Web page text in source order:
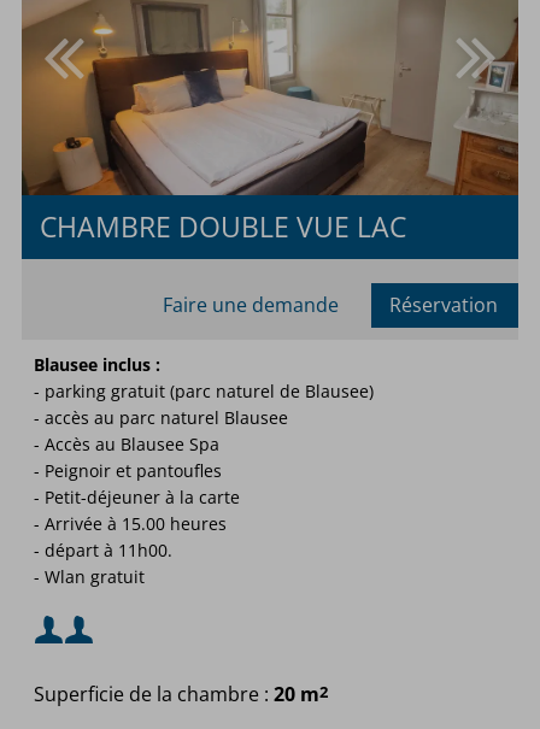
Occupation minimale :
Occupation maximale :
ou
CHAMBRE DOUBLE VUE LAC
Réservation
Faire une demande
Blausee inclus :
- parking gratuit (parc naturel de Blausee)
- accès au parc naturel Blausee
- Accès au Blausee Spa
- Peignoir et pantoufles
- Petit-déjeuner à la carte
- Arrivée à 15.00 heures
- départ à 11h00.
- Wlan gratuit
Occupation minimale :
Occupation maximale :
Superficie de la chambre :20 m2